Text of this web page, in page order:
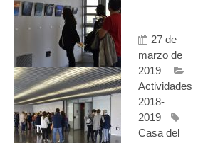
27 de
marzo de
2019
Actividades
2018-
2019
Casa del